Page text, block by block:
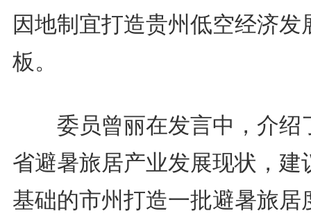
因地制宜打造贵州低空经济发
板。
委员曾丽在发言中，介绍
省避暑旅居产业发展现状，建
基础的市州打造一批避暑旅居